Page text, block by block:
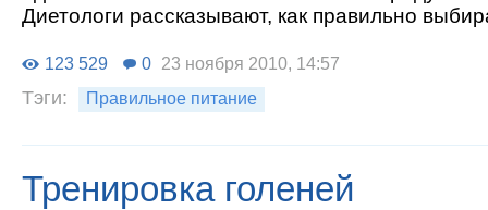
Диетологи рассказывают, как правильно
123 529 0 23 ноября 2010, 14:57
Тэги: Правильное питание
Тренировка голеней